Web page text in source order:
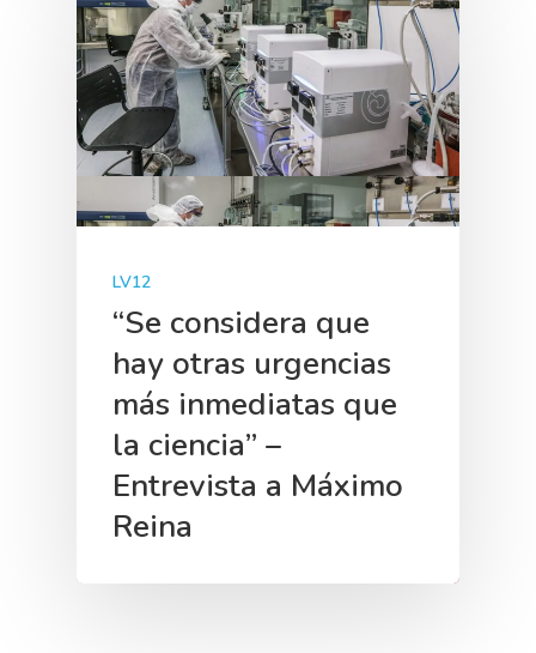
LV12
“Se considera que
hay otras urgencias
más inmediatas que
la ciencia” –
Entrevista a Máximo
Reina